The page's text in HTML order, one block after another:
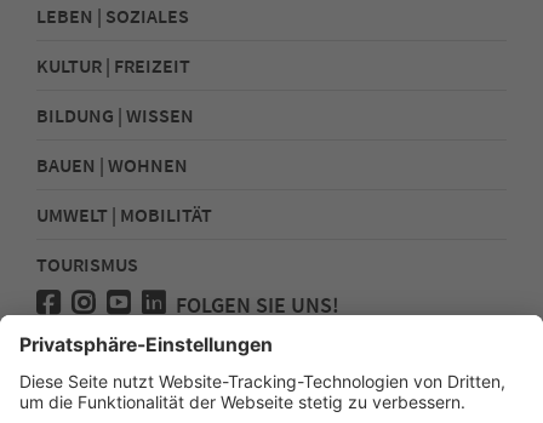
LEBEN | SOZIALES
KULTUR | FREIZEIT
BILDUNG | WISSEN
BAUEN | WOHNEN
UMWELT | MOBILITÄT
TOURISMUS
FOLGEN SIE UNS!
Presse
Kontakt